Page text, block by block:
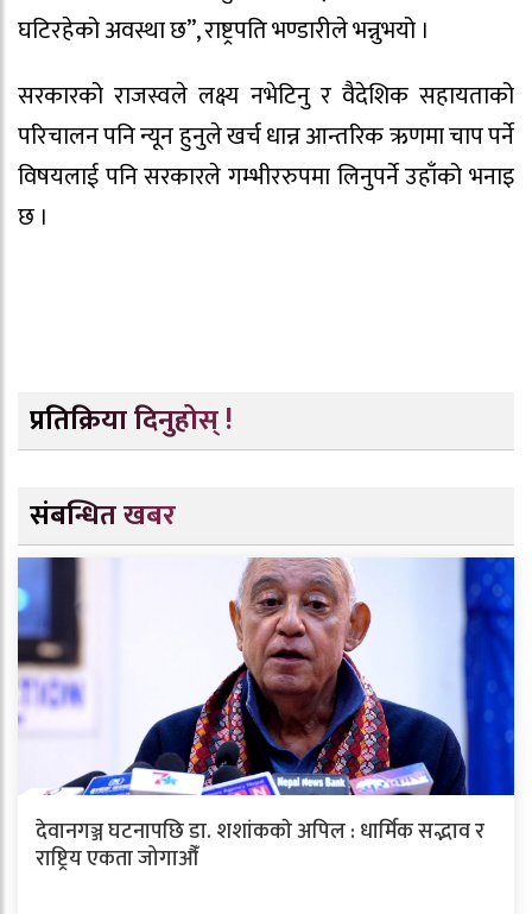
घटिरहेको अवस्था छ”, राष्ट्रपति भण्डारीले भन्नुभयो ।
सरकारको राजस्वले लक्ष्य नभेटिनु र वैदेशिक सहायताको
परिचालन पनि न्यून हुनुले खर्च धान्न आन्तरिक ऋणमा चाप पर्ने
विषयलाई पनि सरकारले गम्भीररुपमा लिनुपर्ने उहाँको भनाइ
छ ।
प्रतिक्रिया दिनुहोस् !
संबन्धित खबर
देवानगञ्ज घटनापछि डा. शशांककाे अपिल : धार्मिक सद्भाव र
राष्ट्रिय एकता जोगाऔँ